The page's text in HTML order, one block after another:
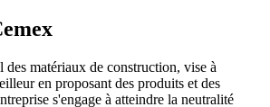
des matériaux de construction, vise à
en proposant des produits et des
s'engage à atteindre la neutralité